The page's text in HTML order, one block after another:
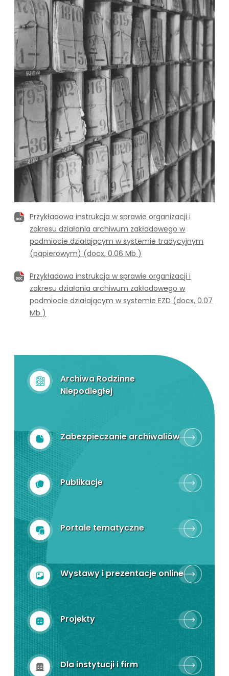
Archiwa Rodzinne
Niepodległej
Zabezpieczanie archiwaliów
Publikacje
Portale tematyczne
Wystawy i prezentacje online
Projekty
Dla instytucji i firm
Przykładowa instrukcja w sprawie organizacji i
zakresu działania archiwum zakładowego w
podmiocie działającym w systemie tradycyjnym
(papierowym) (docx, 0.06 Mb )
Przykładowa instrukcja w sprawie organizacji i
zakresu działania archiwum zakładowego w
podmiocie działającym w systemie EZD (docx, 0.07
Mb )